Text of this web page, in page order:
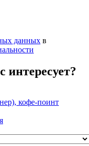
данных в
интересует?
кофе-поинт